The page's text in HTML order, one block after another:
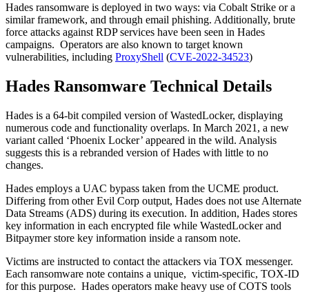
Hades ransomware is deployed in two ways: via Cobalt Strike or a
similar framework, and through email phishing. Additionally, brute
force attacks against RDP services have been seen in Hades
campaigns. Operators are also known to target known
vulnerabilities, including ProxyShell (CVE-2022-34523)
Hades Ransomware Technical Details
Hades is a 64-bit compiled version of WastedLocker, displaying
numerous code and functionality overlaps. In March 2021, a new
variant called ‘Phoenix Locker’ appeared in the wild. Analysis
suggests this is a rebranded version of Hades with little to no
changes.
Hades employs a UAC bypass taken from the UCME product.
Differing from other Evil Corp output, Hades does not use Alternate
Data Streams (ADS) during its execution. In addition, Hades stores
key information in each encrypted file while WastedLocker and
Bitpaymer store key information inside a ransom note.
Victims are instructed to contact the attackers via TOX messenger.
Each ransomware note contains a unique, victim-specific, TOX-ID
for this purpose. Hades operators make heavy use of COTS tools